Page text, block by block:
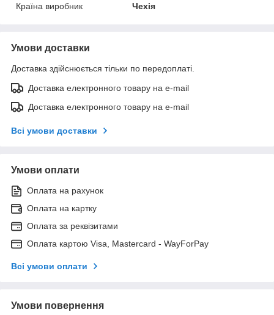
Країна виробник
Чехія
Умови доставки
Доставка здійснюється тільки по передоплаті.
Доставка електронного товару на e-mail
Доставка електронного товару на e-mail
Всі умови доставки
Умови оплати
Оплата на рахунок
Оплата на картку
Оплата за реквізитами
Оплата картою Visa, Mastercard - WayForPay
Всі умови оплати
Умови повернення